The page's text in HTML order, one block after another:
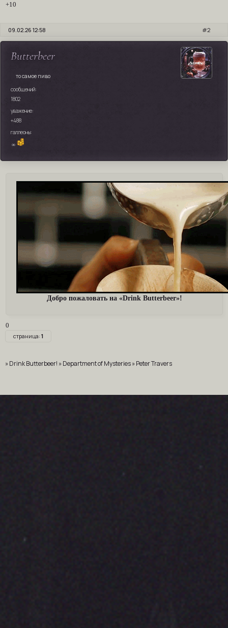
+10
2
09.02.26 12:58
Butterbeer
то самое пиво
сообщений:
1802
уважение:
+488
галлеоны:
∞
Добро пожаловать на «Drink Butterbeer»!
0
страница: 1
»Drink Butterbeer! »Department of Mysteries»Peter Travers